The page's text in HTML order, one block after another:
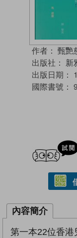
作者： 甄艷
出版社： 新
出版日期：
國際書號：
內容簡介
第一本22位香